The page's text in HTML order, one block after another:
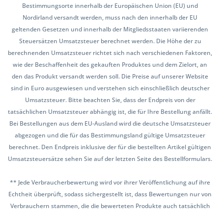
Bestimmungsorte innerhalb der Europäischen Union (EU) und
Nordirland versandt werden, muss nach den innerhalb der EU
geltenden Gesetzen und innerhalb der Mitgliedsstaaten variierenden
Steuersätzen Umsatzsteuer berechnet werden. Die Höhe der zu
berechnenden Umsatzsteuer richtet sich nach verschiedenen Faktoren,
wie der Beschaffenheit des gekauften Produktes und dem Zielort, an
den das Produkt versandt werden soll. Die Preise auf unserer Website
sind in Euro ausgewiesen und verstehen sich einschließlich deutscher
Umsatzsteuer. Bitte beachten Sie, dass der Endpreis von der
tatsächlichen Umsatzsteuer abhängig ist, die für Ihre Bestellung anfällt.
Bei Bestellungen aus dem EU-Ausland wird die deutsche Umsatzsteuer
abgezogen und die für das Bestimmungsland gültige Umsatzsteuer
berechnet. Den Endpreis inklusive der für die bestellten Artikel gültigen
Umsatzsteuersätze sehen Sie auf der letzten Seite des Bestellformulars.
** Jede Verbraucherbewertung wird vor ihrer Veröffentlichung auf ihre
Echtheit überprüft, sodass sichergestellt ist, dass Bewertungen nur von
Verbrauchern stammen, die die bewerteten Produkte auch tatsächlich